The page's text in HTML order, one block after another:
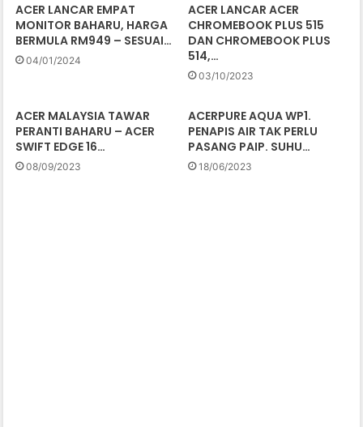
ACER LANCAR EMPAT
MONITOR BAHARU, HARGA
BERMULA RM949 – SESUAI…
04/01/2024
ACER LANCAR ACER
CHROMEBOOK PLUS 515
DAN CHROMEBOOK PLUS
514,…
03/10/2023
ACER MALAYSIA TAWAR
PERANTI BAHARU – ACER
SWIFT EDGE 16…
08/09/2023
ACERPURE AQUA WP1.
PENAPIS AIR TAK PERLU
PASANG PAIP. SUHU…
18/06/2023